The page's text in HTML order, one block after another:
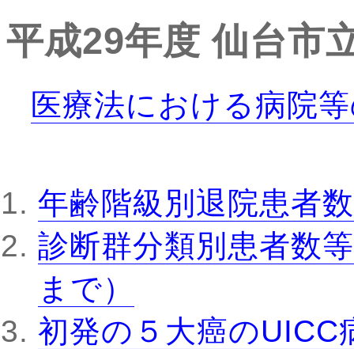
平成29年度仙台市
医療法における病院
年齢階級別退院患者数
診断群分類別患者数
まで）
初発の５大癌のUICC